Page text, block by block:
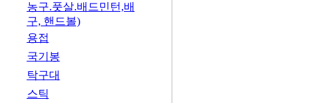
농구.풋살.배드민턴,배
구, 핸드볼)
용접
국기봉
탁구대
스틱